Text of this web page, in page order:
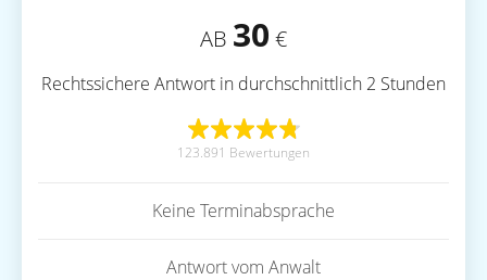
AB 30 €
Rechtssichere Antwort in durchschnittlich 2 Stunden
123.891 Bewertungen
Keine Terminabsprache
Antwort vom Anwalt